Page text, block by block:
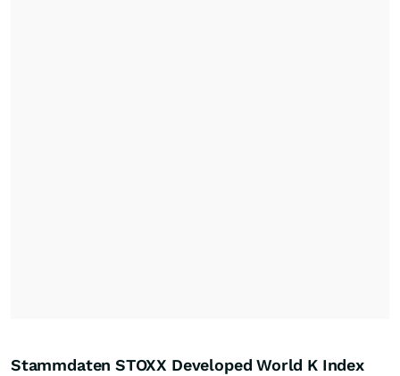
Stammdaten STOXX Developed World K Index